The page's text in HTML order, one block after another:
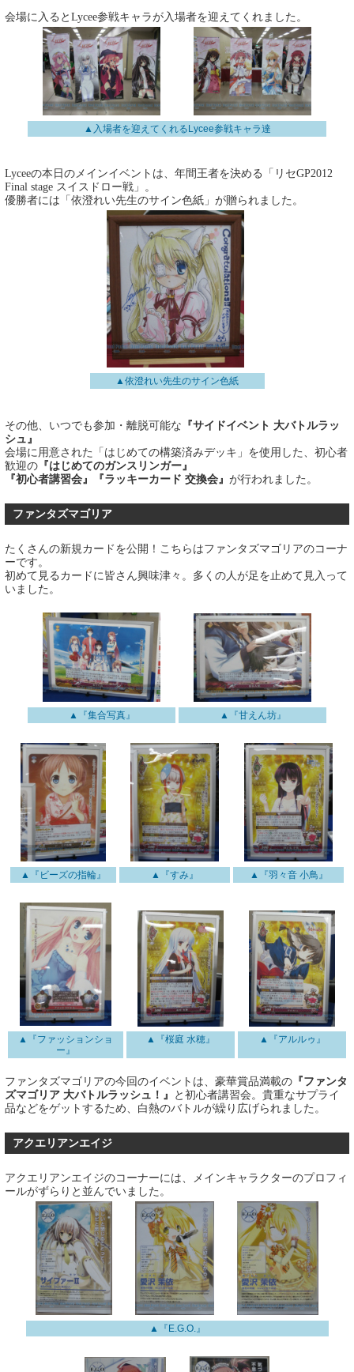
会場に入るとLycee参戦キャラが入場者を迎えてくれました。
▲入場者を迎えてくれるLycee参戦キャラ達
Lyceeの本日のメインイベントは、年間王者を決める「リセGP2012
Final stage スイスドロー戦」。
優勝者には「依澄れい先生のサイン色紙」が贈られました。
▲依澄れい先生のサイン色紙
その他、いつでも参加・離脱可能な 『サイドイベント 大バトルラッ
シュ』
会場に用意された「はじめての構築済みデッキ」を使用した、初心者
歓迎の 『はじめてのガンスリンガー』
『初心者講習会』『ラッキーカード 交換会』 が行われました。
ファンタズマゴリア
たくさんの新規カードを公開！こちらはファンタズマゴリアのコーナ
ーです。
初めて見るカードに皆さん興味津々。多くの人が足を止めて見入って
いました。
▲『集合写真』 ▲『甘えん坊』
▲『ビーズの指輪』 ▲『すみ』 ▲『羽々音 小鳥』
▲『ファッションショ
ー』
▲『桜庭 水穂』 ▲『アルルゥ』
ファンタズマゴリアの今回のイベントは、豪華賞品満載の 『ファンタ
ズマゴリア 大バトルラッシュ！』
と初心者講習会。貴重なサプライ
品などをゲットするため、白熱のバトルが繰り広げられました。
アクエリアンエイジ
アクエリアンエイジのコーナーには、メインキャラクターのプロフィ
ールがずらりと並んでいました。
▲『E.G.O.』